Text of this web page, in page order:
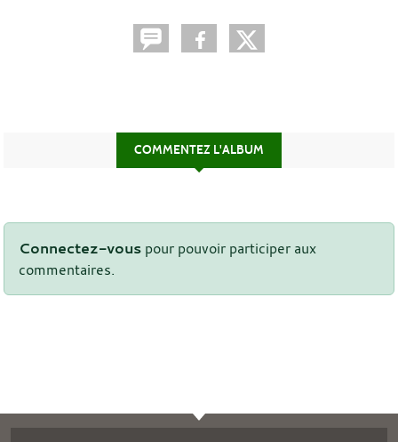
COMMENTEZ L'ALBUM
Connectez-vous pour pouvoir participer aux
commentaires.